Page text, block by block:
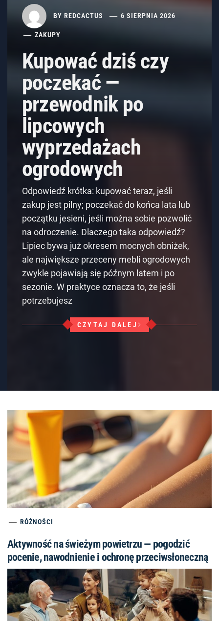
BY REDCACTUS 6 SIERPNIA 2026
ZAKUPY
Kupować dziś czy
poczekać —
przewodnik po
lipcowych
wyprzedażach
ogrodowych
Odpowiedź krótka: kupować teraz, jeśli
zakup jest pilny; poczekać do końca lata lub
początku jesieni, jeśli można sobie pozwolić
na odroczenie. Dlaczego taka odpowiedź?
Lipiec bywa już okresem mocnych obniżek,
ale największe przeceny mebli ogrodowych
zwykle pojawiają się późnym latem i po
sezonie. W praktyce oznacza to, że jeśli
potrzebujesz
CZYTAJ DALEJ
RÓŻNOŚCI
Aktywność na świeżym powietrzu — pogodzić
pocenie, nawodnienie i ochronę przeciwsłoneczną